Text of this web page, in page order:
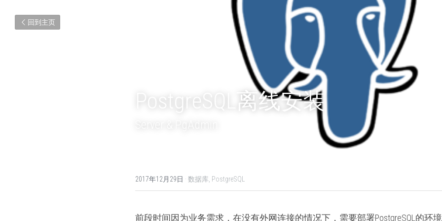
回到主页
PostgreSQL离线安装
2017年12月29日 · 数据库, PostgreSQL
前段时间因为业务需求，在没有外网连接的情况下，需要部署PostgreSQL的环